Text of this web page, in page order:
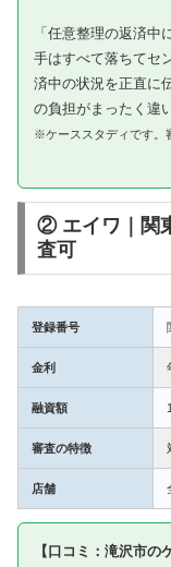
「任意整理の返済
手はすべて落ちてセ
済中の状況を正直に
の負担がまったく違
※ケーススタディです。
② エイワ｜関
査可
登録番号
金利
融資額
審査の特徴
店舗
【口コミ：滝沢市の